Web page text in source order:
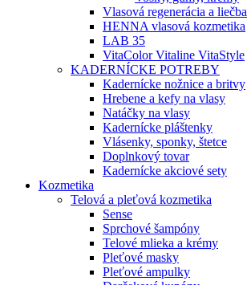
Vlasová regenerácia a liečba
HENNA vlasová kozmetika
LAB 35
VitaColor Vitaline VitaStyle
KADERNÍCKE POTREBY
Kadernícke nožnice a britvy
Hrebene a kefy na vlasy
Natáčky na vlasy
Kadernícke pláštenky
Vlásenky, sponky, štetce
Doplnkový tovar
Kadernícke akciové sety
Kozmetika
Telová a pleťová kozmetika
Sense
Sprchové šampóny
Telové mlieka a krémy
Pleťové masky
Pleťové ampulky